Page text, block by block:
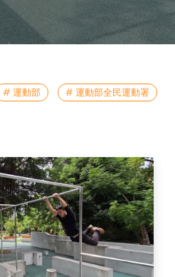
# 運動部
# 運動部全民運動署